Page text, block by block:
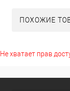
ПОХОЖИЕ
Не хватает прав